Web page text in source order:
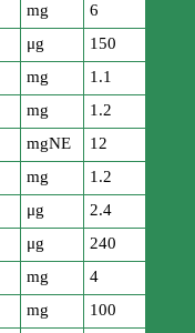
mg
6
μg
150
mg
1.1
mg
1.2
mgNE
12
mg
1.2
μg
2.4
μg
240
mg
4
mg
100